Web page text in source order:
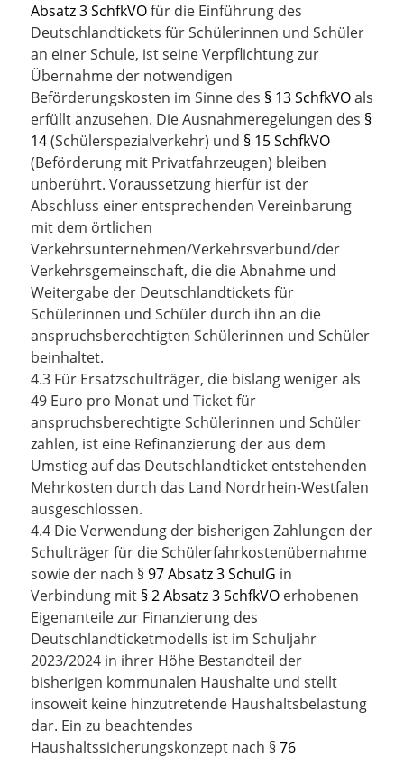
Absatz 3 SchfkVOfür die Einführung des
Deutschlandtickets für Schülerinnen und Schüler
an einer Schule, ist seine Verpflichtung zur
Übernahme der notwendigen
Beförderungskosten im Sinne des § 13 SchfkVOals
erfüllt anzusehen. Die Ausnahmeregelungen des §
14(Schülerspezialverkehr) und § 15 SchfkVO
(Beförderung mit Privatfahrzeugen) bleiben
unberührt. Voraussetzung hierfür ist der
Abschluss einer entsprechenden Vereinbarung
mit dem örtlichen
Verkehrsunternehmen/Verkehrsverbund/der
Verkehrsgemeinschaft, die die Abnahme und
Weitergabe der Deutschlandtickets für
Schülerinnen und Schüler durch ihn an die
anspruchsberechtigten Schülerinnen und Schüler
beinhaltet.
4.3 Für Ersatzschulträger, die bislang weniger als
49 Euro pro Monat und Ticket für
anspruchsberechtigte Schülerinnen und Schüler
zahlen, ist eine Refinanzierung der aus dem
Umstieg auf das Deutschlandticket entstehenden
Mehrkosten durch das Land Nordrhein-Westfalen
ausgeschlossen.
4.4 Die Verwendung der bisherigen Zahlungen der
Schulträger für die Schülerfahrkostenübernahme
sowie der nach §97 Absatz 3 SchulG in
Verbindung mit § 2 Absatz 3 SchfkVO erhobenen
Eigenanteile zur Finanzierung des
Deutschlandticketmodells ist im Schuljahr
2023/2024 in ihrer Höhe Bestandteil der
bisherigen kommunalen Haushalte und stellt
insoweit keine hinzutretende Haushaltsbelastung
dar. Ein zu beachtendes
Haushaltssicherungskonzept nach §76